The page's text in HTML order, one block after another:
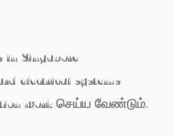
in Singapore
electrical systems
work செய்ய வேண்டும்.